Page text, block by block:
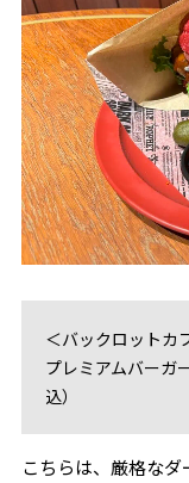
＜バックロットカ
プレミアムバーガ
込）
こちらは、厳格な